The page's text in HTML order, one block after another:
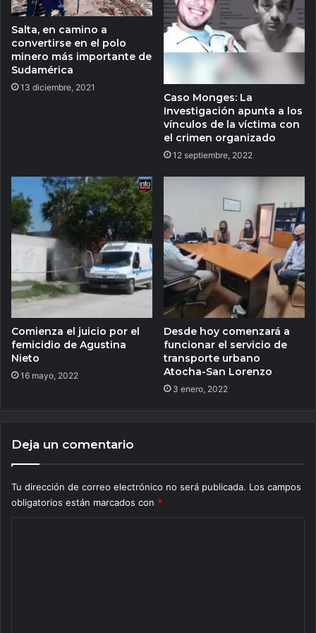
Salta, en camino a
convertirse en el polo
minero más importante de
Sudamérica
13 diciembre, 2021
Caso Monges: La
Investigación apunta a los
vínculos de la víctima con
el crimen organizado
12 septiembre, 2022
Comienza el juicio por el
femicidio de Agustina
Nieto
16 mayo, 2022
Desde hoy comenzará a
funcionar el servicio de
transporte urbano
Atocha-San Lorenzo
3 enero, 2022
Deja un comentario
Tu dirección de correo electrónico no será publicada. Los campos
obligatorios están marcados con *